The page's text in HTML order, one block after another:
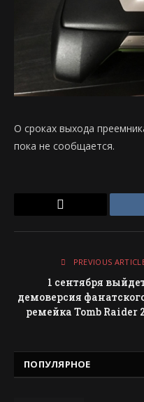
О сроках выхода
пока не сообщается.
PREVIOUS
1 сентября
демоверсия
ремейка Tomb Raider
ПОПУЛЯРНОЕ